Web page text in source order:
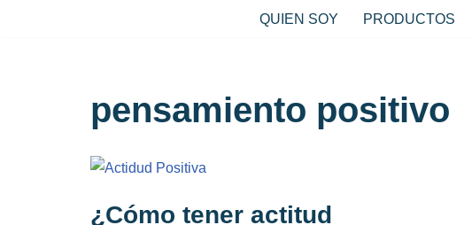
QUIEN SOY PRODUCTOS
pensamiento positivo
¿Cómo tener actitud